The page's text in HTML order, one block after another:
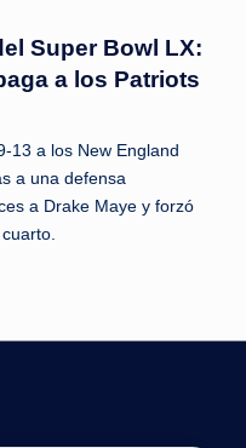
Super Bowl LX:
a los Patriots
13 a los New England
a una defensa
a Drake Maye y forzó